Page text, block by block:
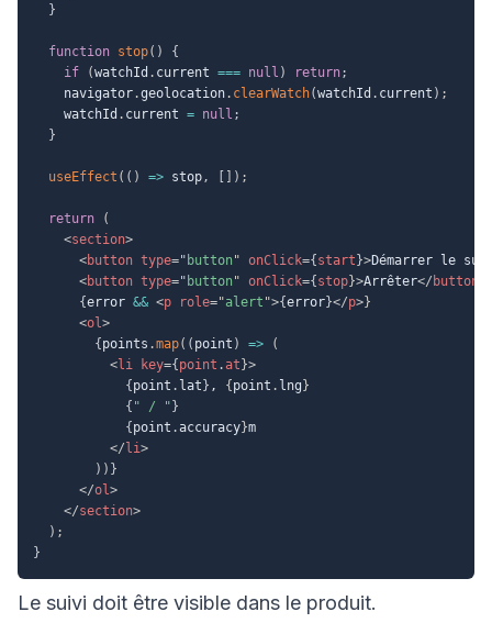
}
function stop( )
{
if
(watchId . current === null ) return;
    navigator
.geolocation. clearWatch(watchId . current ) ;
    watchId
. current = null ;
}
useEffect ( ( ) => stop, ) ;
return
(
<section>
<button type=" button" onClick={ start }>Démarrer le
<button type=" button" onClick={ stop}>Arrêter</ button
{error && <p role="alert ">{error}</p>}
<ol>
{ points .map( ( point ) =>
(
<li key={ point .at }>
{ point . lat } , { point . lng }
{ " / " }
{ point .accuracy}m
</ li>
) ) }
</ol>
</section>
) ;
}
Le suivi doit être visible dans le produit.